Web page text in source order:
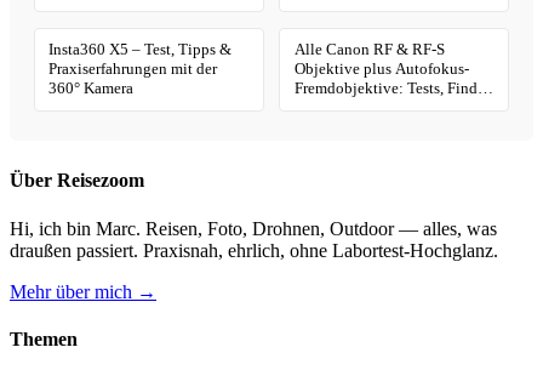
Insta360 X5 – Test, Tipps &
Praxiserfahrungen mit der
360° Kamera
Alle Canon RF & RF-S
Objektive plus Autofokus-
Fremdobjektive: Tests, Finder
Über Reisezoom
Hi, ich bin Marc. Reisen, Foto, Drohnen, Outdoor — alles, was
draußen passiert. Praxisnah, ehrlich, ohne Labortest-Hochglanz.
Mehr über mich →
Themen